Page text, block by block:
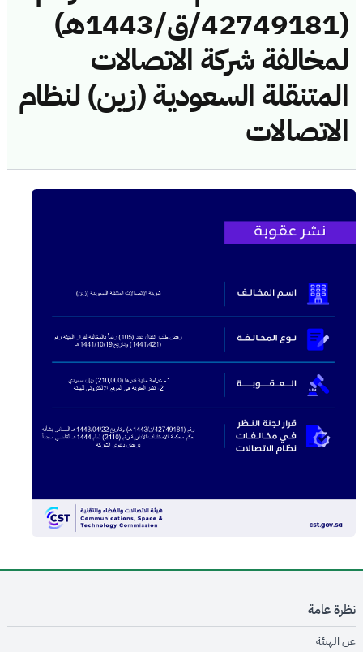
(42749181/ق/1443هـ)
لمخالفة شركة الاتصالات
المتنقلة السعودية (زين) لنظام
الاتصالات
نظرة عامة
عن الهيئةopens in new window